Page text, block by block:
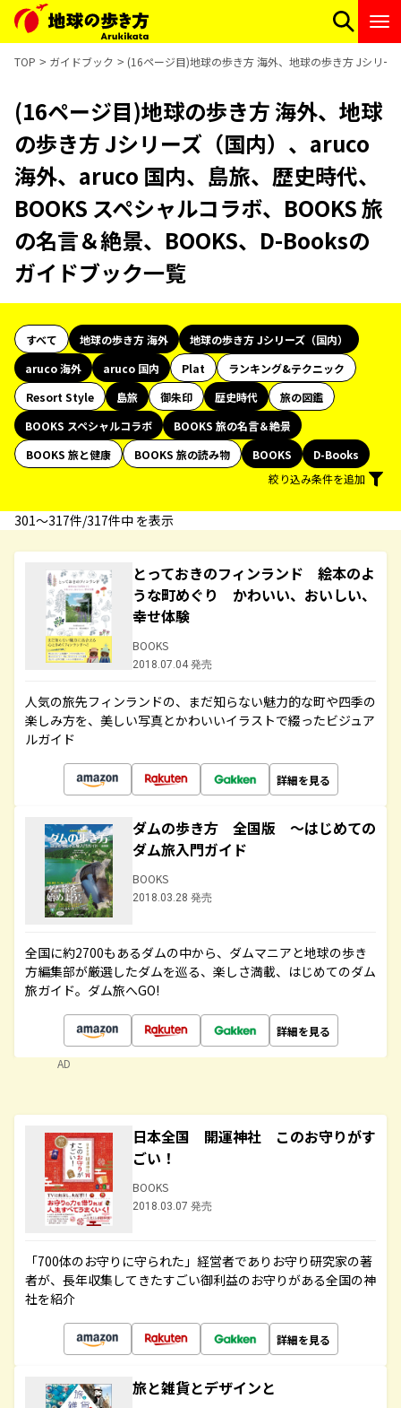
TOP ガイドブック (16ページ目)地球の歩き方 海外、地球の歩き方 Jシリ
(16ページ目)地球の歩き方 海外、地球
の歩き方 Jシリーズ（国内）、aruco
海外、aruco 国内、島旅、歴史時代、
BOOKS スペシャルコラボ、BOOKS 旅
の名言＆絶景、BOOKS、D-Booksの
ガイドブック一覧
すべて 地球の歩き方 海外
地球の歩き方 Jシリーズ（国内）
aruco 海外
aruco 国内 Plat
ランキング&テクニック
Resort Style
島旅 御朱印 歴史時代
旅の図鑑
BOOKS スペシャルコラボ
BOOKS 旅の名言＆絶景
BOOKS 旅と健康
BOOKS 旅の読み物 BOOKS
D-Books
絞り込み条件を追加
301〜317件/317件中 を表示
とっておきのフィンランド 絵本のよ
うな町めぐり かわいい、おいしい、
幸せ体験
BOOKS
2018.07.04 発売
人気の旅先フィンランドの、まだ知らない魅力的な町や四季の
楽しみ方を、美しい写真とかわいいイラストで綴ったビジュア
ルガイド
詳細を見る
ダムの歩き方 全国版 ～はじめての
ダム旅入門ガイド
BOOKS
2018.03.28 発売
全国に約2700もあるダムの中から、ダムマニアと地球の歩き
方編集部が厳選したダムを巡る、楽しさ満載、はじめてのダム
旅ガイド。ダム旅へGO!
詳細を見る
AD
日本全国 開運神社 このお守りがす
ごい！
BOOKS
2018.03.07 発売
「700体のお守りに守られた」経営者でありお守り研究家の著
者が、長年収集してきたすごい御利益のお守りがある全国の神
社を紹介
詳細を見る
旅と雑貨とデザインと